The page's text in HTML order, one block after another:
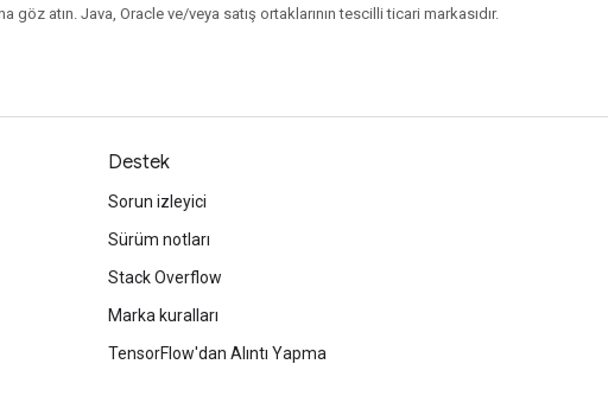
göz atın. Java, Oracle ve/veya satış ortaklarının tescilli ticari markasıdır.
Destek
Sorun izleyici
Sürüm notları
Stack Overflow
Marka kuralları
TensorFlow'dan Alıntı Yapma